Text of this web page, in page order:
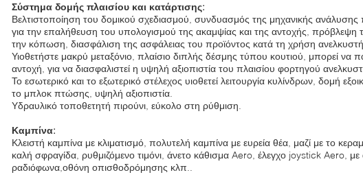
Σύστημα δομής πλαισίου και κατάρτισης:
Βελτιστοποίηση του δομικού σχεδιασμού, συνδυασμός της μηχανικής
για την επαλήθευση του υπολογισμού της ακαμψίας και της αντοχής, πρόβλεψη
την κόπωση, διασφάλιση της ασφάλειας του προϊόντος κατά τη χρήση
Υιοθετήστε μακρύ μεταξόνιο, πλαίσιο διπλής δέσμης τύπου κουτιού, μπορεί να
αντοχή, για να διασφαλιστεί η υψηλή αξιοπιστία του πλαισίου φορτηγού
Το εσωτερικό και το εξωτερικό στέλεχος υιοθετεί λειτουργία κυλίνδρων, δομή
το μπλοκ πτώσης, υψηλή αξιοπιστία.
Υδραυλικό τοποθετητή πιρούνι, εύκολο στη ρύθμιση.
Καμπίνα:
Κλειστή καμπίνα με κλιματισμό, πολυτελή καμπίνα με ευρεία θέα, μαζί με το
καλή σφραγίδα, ρυθμιζόμενο τιμόνι, άνετο κάθισμα Aero, έλεγχο joystick Aero, με
ραδιόφωνα,οθόνη οπισθοδρόμησης κλπ..